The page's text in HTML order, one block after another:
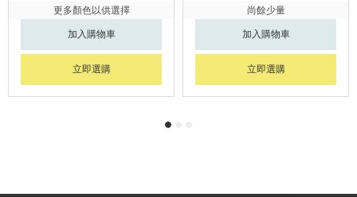
更多顏色以供選擇
加入購物車
立即選購
尚餘少量
加入購物車
立即選購